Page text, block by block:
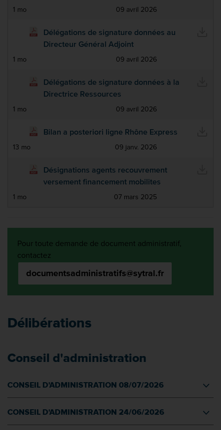
1 mo 09 avril 2026
Délégations de signature données au
Directeur Général Adjoint
1 mo 09 avril 2026
Délégations de signature données à la
Directrice Ressources
1 mo 09 avril 2026
Bilan a posteriori ligne Rhône Express
13 mo 09 janv. 2026
Désignations agents recouvrement
versement financement mobilites
1 mo 07 mars 2025
Pour toute demande de document administratif,
contactez
documentsadministratifs@sytral.fr
Délibérations
Conseil d'administration
CONSEIL D'ADMINISTRATION 08/07/2026
CONSEIL D'ADMINISTRATION 24/06/2026